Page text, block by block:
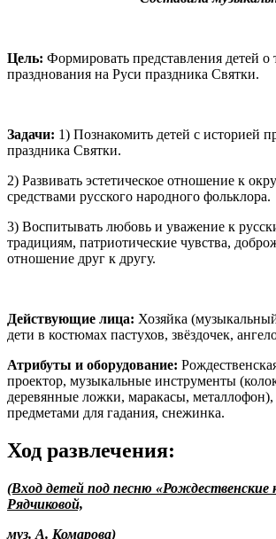
Цель: Формировать представления детей о
празднования на Руси праздника Святки.
Задачи: 1) Познакомить детей с историей
праздника Святки.
2) Развивать эстетическое отношение к
средствами русского народного фольклора.
3) Воспитывать любовь и уважение к
традициям, патриотические чувства,
отношение друг к другу.
Действующие лица: Хозяйка
дети в костюмах пастухов, звёздочек,
Атрибуты и оборудование:
проектор, музыкальные инструменты
деревянные ложки, маракасы,
предметами для гадания, снежинка.
Ход развлечения:
(Вход детей под песню «Рождественские
Рядчиковой,
муз. А. Комарова)